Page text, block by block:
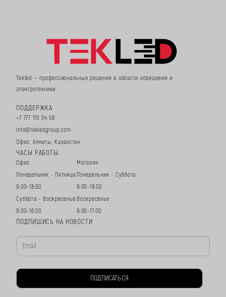
Tekled — профессиональные решения в области освещения и
электротехники.
ПОДДЕРЖКА
+7 777 110 54 58
info@tekledgroup.com
Офис: Алматы, Казахстан
ЧАСЫ РАБОТЫ
Офис
Понедельник - Пятница:
9:00–18:00
Суббота - Воскресенье:
9:00–16:00
Магазин
Понедельник - Суббота:
9:00–18:00
Воскресенье:
9:00–17:00
ПОДПИШИСЬ НА НОВОСТИ
ПОДПИСАТЬСЯ